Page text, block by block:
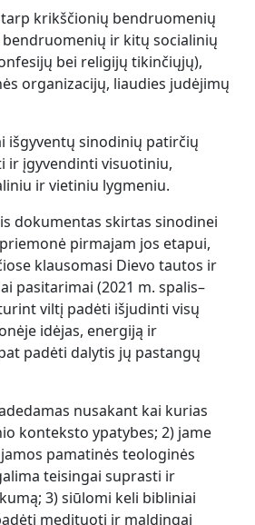
krikščionių bendruomenių
ir kitų socialinių
bei religijų tikinčiųjų),
organizacijų, liaudies judėjimų
išgyventų sinodinių patirčių
ir įgyvendinti visuotiniu,
ir vietiniu lygmeniu.
dokumentas skirtas sinodinei
pirmajam jos etapui,
klausomasi Dievo tautos ir
pasitarimai (2021 m. spalis–
viltį padėti išjudinti visų
idėjas, energiją ir
padėti dalytis jų pastangų
nusakant kai kurias
konteksto ypatybes; 2) jame
pamatinės teologinės
teisingai suprasti ir
3) siūlomi keli bibliniai
medituoti ir maldingai